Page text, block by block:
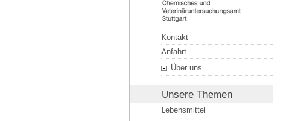
Kontakt
Anfahrt
Über uns
Unsere Themen
Lebensmittel